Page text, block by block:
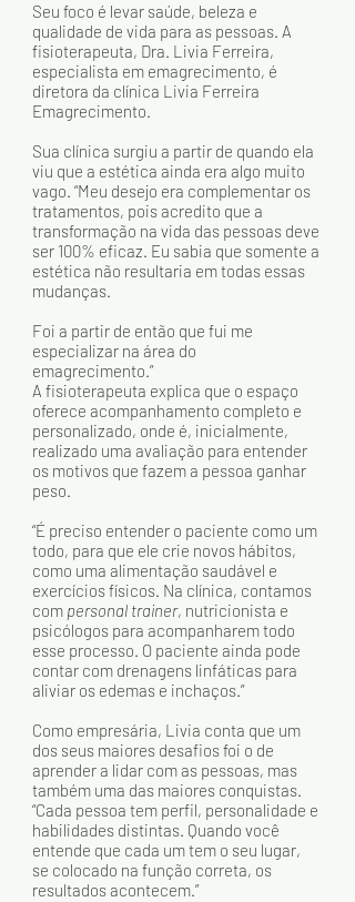
Seu foco é levar saúde, beleza e
qualidade de vida para as pessoas. A
fisioterapeuta, Dra. Livia Ferreira,
especialista em emagrecimento, é
diretora da clínica Livia Ferreira
Emagrecimento.
Sua clínica surgiu a partir de quando ela
viu que a estética ainda era algo muito
vago. “Meu desejo era complementar os
tratamentos, pois acredito que a
transformação na vida das pessoas deve
ser 100% eficaz. Eu sabia que somente a
estética não resultaria em todas essas
mudanças.
Foi a partir de então que fui me
especializar na área do
emagrecimento.”
A fisioterapeuta explica que o espaço
oferece acompanhamento completo e
personalizado, onde é, inicialmente,
realizado uma avaliação para entender
os motivos que fazem a pessoa ganhar
peso.
“É preciso entender o paciente como um
todo, para que ele crie novos hábitos,
como uma alimentação saudável e
exercícios físicos. Na clínica, contamos
com personal trainer, nutricionista e
psicólogos para acompanharem todo
esse processo. O paciente ainda pode
contar com drenagens linfáticas para
aliviar os edemas e inchaços.”
Como empresária, Livia conta que um
dos seus maiores desafios foi o de
aprender a lidar com as pessoas, mas
também uma das maiores conquistas.
“Cada pessoa tem perfil, personalidade e
habilidades distintas. Quando você
entende que cada um tem o seu lugar,
se colocado na função correta, os
resultados acontecem.”